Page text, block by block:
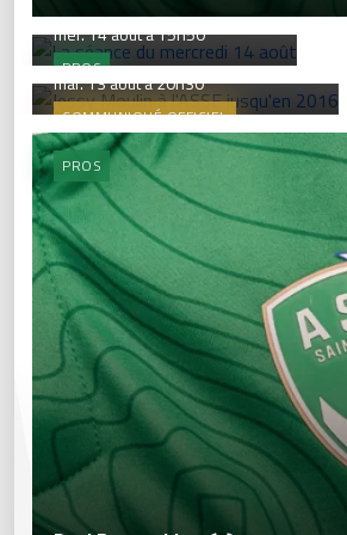
PROS
mer. 14 août à 15h50
COMMUNIQUÉ OFFICIEL
Jessy Moulin à l'ASSE jusqu'en 2016
mar. 13 août à 20h30
PROS